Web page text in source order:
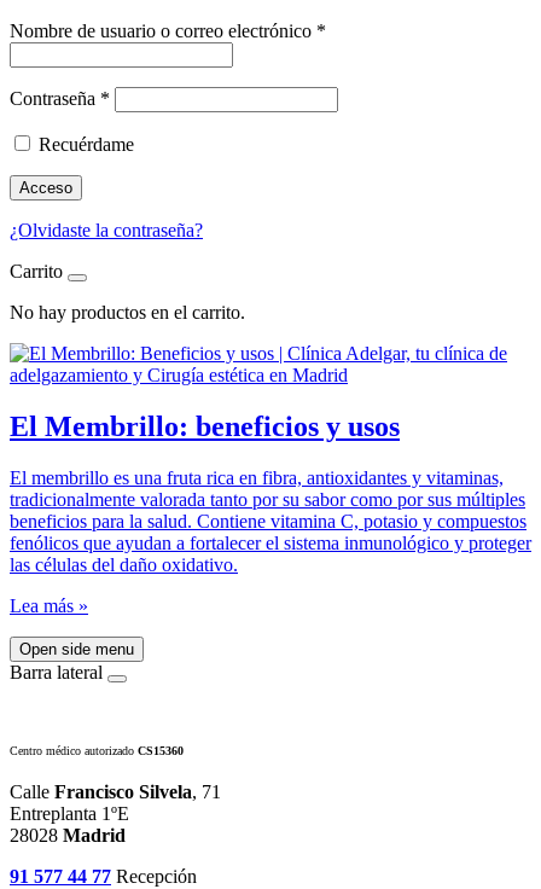
Nombre de usuario o correo electrónico *
Contraseña *
Recuérdame
Acceso
¿Olvidaste la contraseña?
Carrito
No hay productos en el carrito.
El Membrillo: beneficios y usos
El membrillo es una fruta rica en fibra, antioxidantes y vitaminas,
tradicionalmente valorada tanto por su sabor como por sus múltiples
beneficios para la salud. Contiene vitamina C, potasio y compuestos
fenólicos que ayudan a fortalecer el sistema inmunológico y proteger
las células del daño oxidativo.
Lea más »
Open side menu
Barra lateral
Centro médico autorizado CS15360
Calle Francisco Silvela, 71
Entreplanta 1ºE
28028 Madrid
91 577 44 77 Recepción